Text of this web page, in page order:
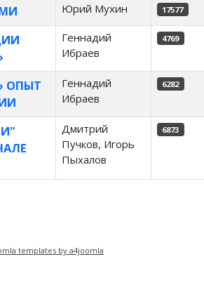
Юрий Мухин 17577
Геннадий
Ибраев
4769
ОПЫТ
Геннадий
Ибраев
6282
Дмитрий
Пучков, Игорь
Пыхалов
6873
templates by a4joomla